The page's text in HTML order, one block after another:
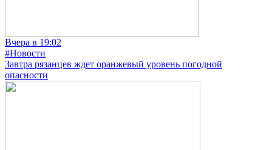
Вчера в 19:02
#Новости
Завтра рязанцев ждет оранжевый уровень погодной
опасности